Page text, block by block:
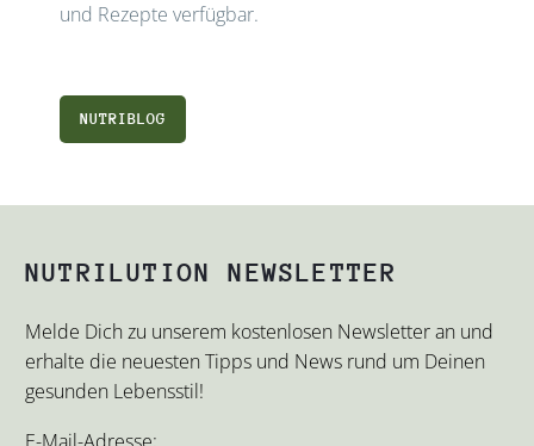
und Rezepte verfügbar.
NUTRIBLOG
NUTRILUTION NEWSLETTER
Melde Dich zu unserem kostenlosen Newsletter an und
erhalte die neuesten Tipps und News rund um Deinen
gesunden Lebensstil!